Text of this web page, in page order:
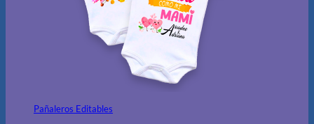
Pañaleros Editables